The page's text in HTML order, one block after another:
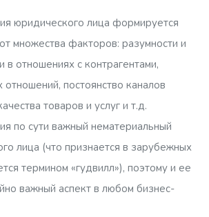
юридического лица формируется
множества факторов: разумности и
в отношениях с контрагентами,
отношений, постоянство каналов
товаров и услуг и т.д.
по сути важный нематериальный
лица (что признается в зарубежных
термином «гудвилл»), поэтому и ее
важный аспект в любом бизнес-